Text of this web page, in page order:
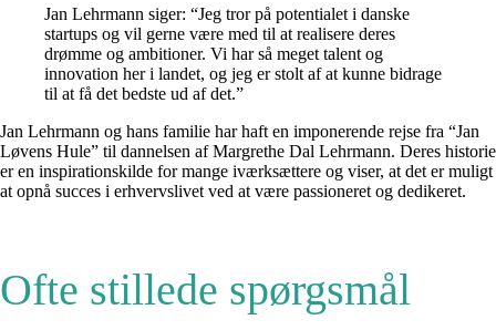
Jan Lehrmann siger: “Jeg tror på potentialet i danske
startups og vil gerne være med til at realisere deres
drømme og ambitioner. Vi har så meget talent og
innovation her i landet, og jeg er stolt af at kunne bidrage
til at få det bedste ud af det.”
Jan Lehrmann og hans familie har haft en imponerende rejse fra “Jan
Løvens Hule” til dannelsen af Margrethe Dal Lehrmann. Deres historie
er en inspirationskilde for mange iværksættere og viser, at det er muligt
at opnå succes i erhvervslivet ved at være passioneret og dedikeret.
Ofte stillede spørgsmål